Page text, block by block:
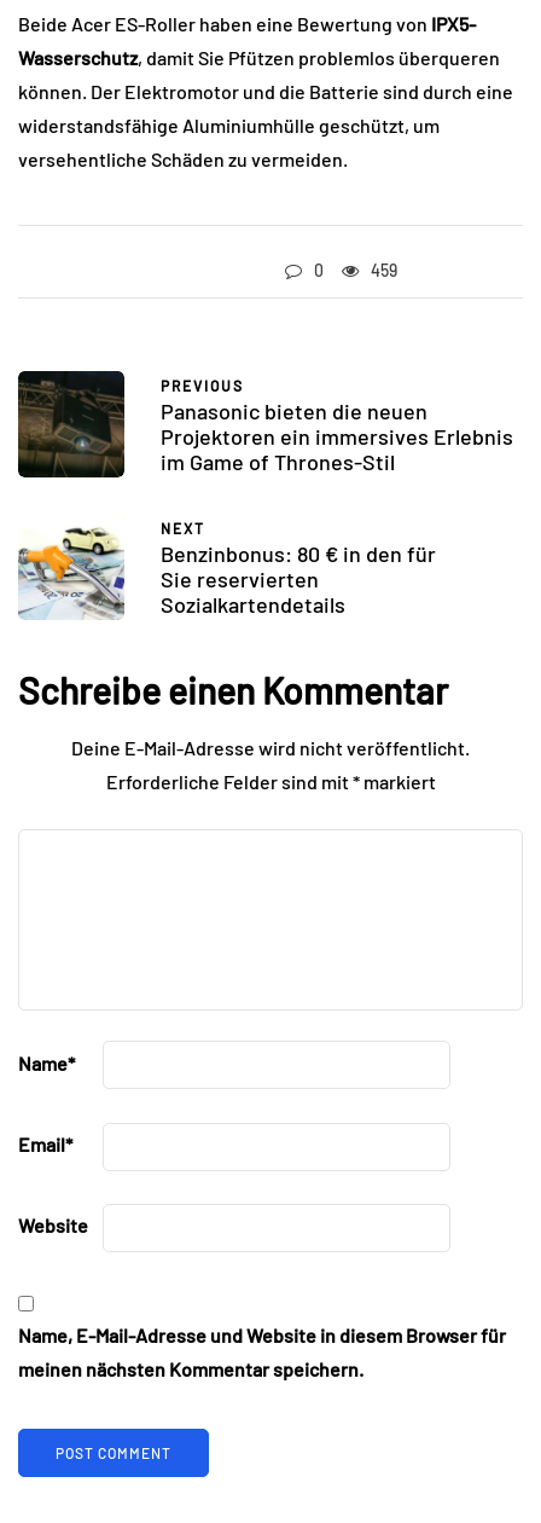
Beide Acer ES-Roller haben eine Bewertung von IPX5-
Wasserschutz, damit Sie Pfützen problemlos überqueren
können. Der Elektromotor und die Batterie sind durch eine
widerstandsfähige Aluminiumhülle geschützt, um
versehentliche Schäden zu vermeiden.
0 459
PREVIOUS
Panasonic bieten die neuen
Projektoren ein immersives Erlebnis
im Game of Thrones-Stil
NEXT
Benzinbonus: 80 € in den für
Sie reservierten
Sozialkartendetails
Schreibe einen Kommentar
Deine E-Mail-Adresse wird nicht veröffentlicht.
Erforderliche Felder sind mit*markiert
Name*
Email*
Website
Name, E-Mail-Adresse und Website in diesem Browser für
meinen nächsten Kommentar speichern.